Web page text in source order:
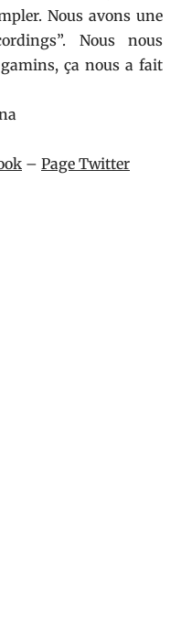
Nous avons une
Nous nous
ça nous a fait
– Page Twitter